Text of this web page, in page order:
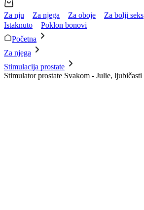
Za nju Za njega Za oboje Za bolji seks
Istaknuto
Poklon bonovi
Početna
Za njega
Stimulacija prostate
Stimulator prostate Svakom - Julie, ljubičasti